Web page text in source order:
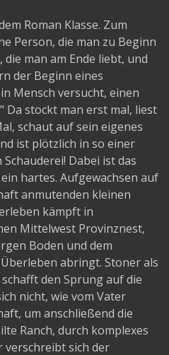
Roman Klasse. Zum
Person, die man zu Beginn
man am Ende liebt, und
der Beginn eines
Mensch versucht, einen
Da stockt man erst mal, liest
schaut auf sein eigenes
ist plötzlich in so einer
Dabei ist das
hartes. Aufgewachsen auf
anmutenden kleinen
kämpft in
Mittelwest Provinznest,
Boden und dem
abringt. Stoner als
den Sprung auf die
nicht, wie vom Vater
um anschließend die
Ranch, durch komplexes
verschreibt sich der